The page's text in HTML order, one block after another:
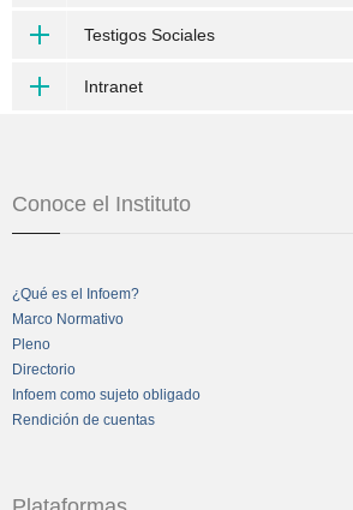
Testigos Sociales
Intranet
Conoce el Instituto
¿Qué es el Infoem?
Marco Normativo
Pleno
Directorio
Infoem como sujeto obligado
Rendición de cuentas